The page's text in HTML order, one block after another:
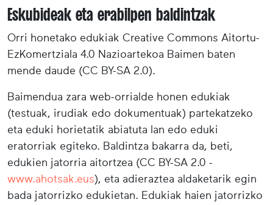
Eskubideak eta erabilpen baldintzak
Orri honetako edukiak Creative Commons Aitortu-
EzKomertziala 4.0 Nazioartekoa Baimen baten
mende daude (CC BY-SA 2.0).
Baimendua zara web-orrialde honen edukiak
(testuak, irudiak edo dokumentuak) partekatzeko
eta eduki horietatik abiatuta lan edo eduki
eratorriak egiteko. Baldintza bakarra da, beti,
edukien jatorria aitortzea (CC BY-SA 2.0 -
www.ahotsak.eus), eta adieraztea aldaketarik egin
bada jatorrizko edukietan. Edukiak haien jatorrizko